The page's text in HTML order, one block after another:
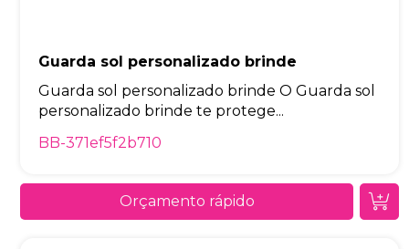
Guarda sol personalizado brinde
Guarda sol personalizado brinde O Guarda sol
personalizado brinde te protege...
BB-371ef5f2b710
Orçamento rápido